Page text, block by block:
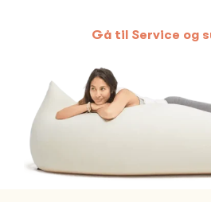
Gå til Service og